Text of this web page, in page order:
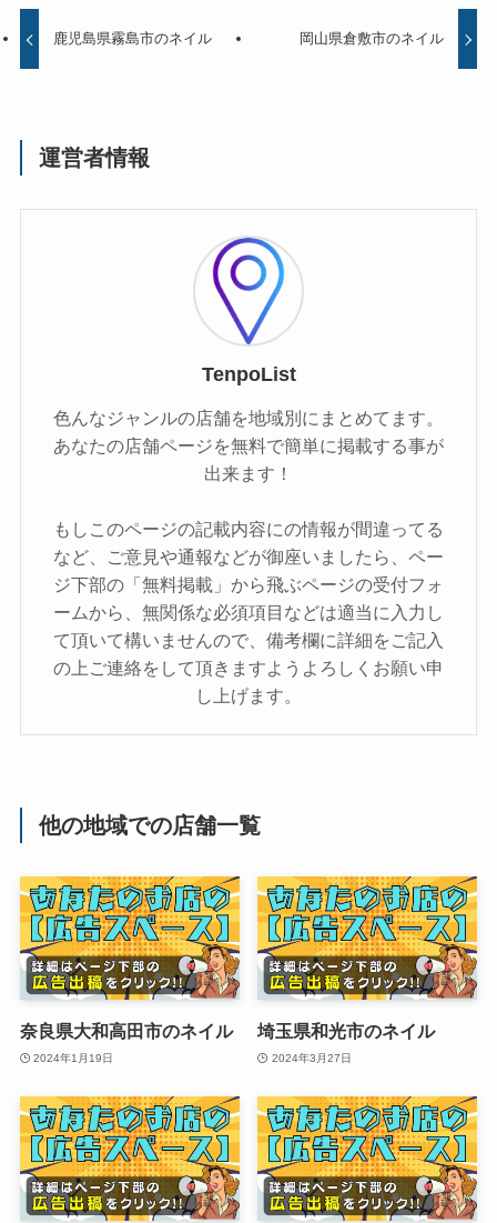
鹿児島県霧島市のネイル 岡山県倉敷市のネイル
運営者情報
TenpoList
色んなジャンルの店舗を地域別にまとめてます。
あなたの店舗ページを無料で簡単に掲載する事が
出来ます！
もしこのページの記載内容にの情報が間違ってる
など、ご意見や通報などが御座いましたら、ペー
ジ下部の「無料掲載」から飛ぶページの受付フォ
ームから、無関係な必須項目などは適当に入力し
て頂いて構いませんので、備考欄に詳細をご記入
の上ご連絡をして頂きますようよろしくお願い申
し上げます。
他の地域での店舗一覧
奈良県大和高田市のネイル
2024年1月19日
埼玉県和光市のネイル
2024年3月27日